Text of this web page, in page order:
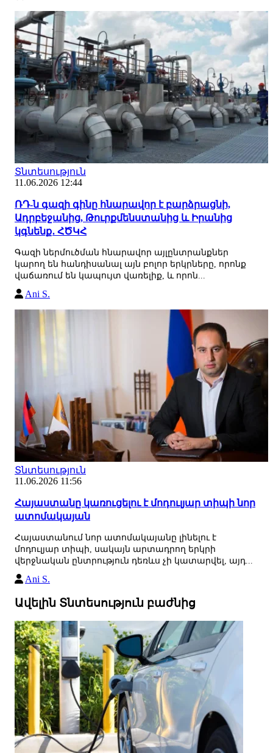
Տնտեսություն
11.06.2026 12:44
ՌԴ-ն գազի գինը հնարավոր է բարձրացնի,
Ադրբեջանից, Թուրքմենստանից և Իրանից
կգնենք․ ՀԾԿՀ
Գազի ներմուծման հնարավոր այլընտրանքներ
կարող են հանդիսանալ այն բոլոր երկրները, որոնք
վաճառում են կապույտ վառելիք, և որոն...
Ani S.
Տնտեսություն
11.06.2026 11:56
Հայաստանը կառուցելու է մոդուլյար տիպի նոր
ատոմակայան
Հայաստանում նոր ատոմակայանը լինելու է
մոդուլյար տիպի, սակայն արտադրող երկրի
վերջնական ընտրություն դեռևս չի կատարվել, այդ...
Ani S.
Ավելին Տնտեսություն բաժնից